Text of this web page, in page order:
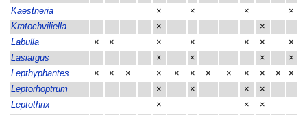
Kaestneria
× × × ×
Kratochviliella
×
×
Labulla
× × × × × × ×
Lasiargus
× × ×
×
Lepthyphantes
× × × × × × × × × × × ×
Leptorhoptrum
× × ×
×
Leptothrix
× ×
×